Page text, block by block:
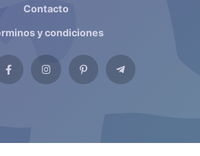
Contacto
y condiciones